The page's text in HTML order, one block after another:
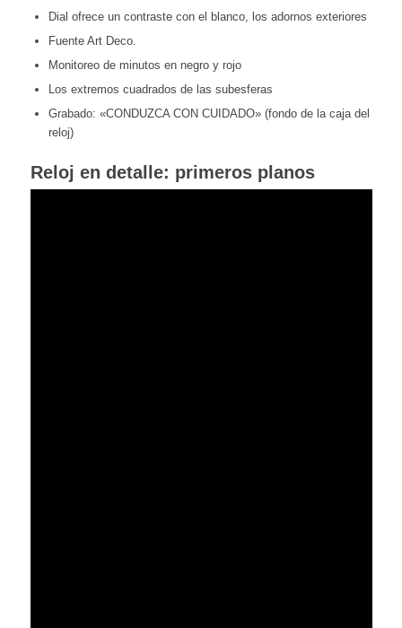
Dial ofrece un contraste con el blanco, los adornos exteriores
Fuente Art Deco.
Monitoreo de minutos en negro y rojo
Los extremos cuadrados de las subesferas
Grabado: «CONDUZCA CON CUIDADO» (fondo de la caja del
reloj)
Reloj en detalle: primeros planos